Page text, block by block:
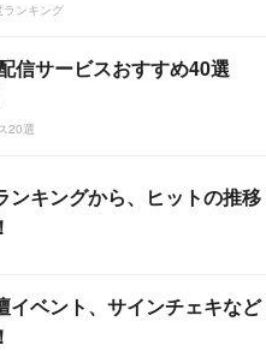
ランキング
信サービスおすすめ40選
20選
ンキングから、ヒットの推移
イベント、サインチェキなど